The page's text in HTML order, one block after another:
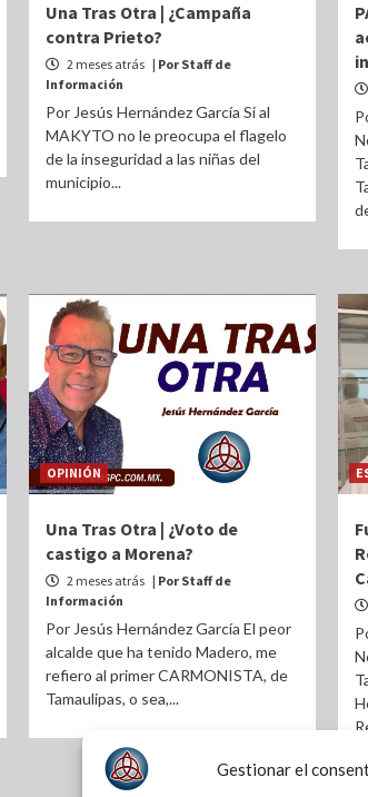
Gestionar el
Una Tras Otra | ¿Campaña
contra Prieto?
2 meses atrás | Por Staff de
Información
Por Jesús Hernández García Si al
MAKYTO no le preocupa el flagelo
de la inseguridad a las niñas del
municipio...
OPINIÓN
Una Tras Otra | ¿Voto de
castigo a Morena?
2 meses atrás | Por Staff de
Información
Por Jesús Hernández García El peor
alcalde que ha tenido Madero, me
refiero al primer CARMONISTA, de
Tamaulipas, o sea,...